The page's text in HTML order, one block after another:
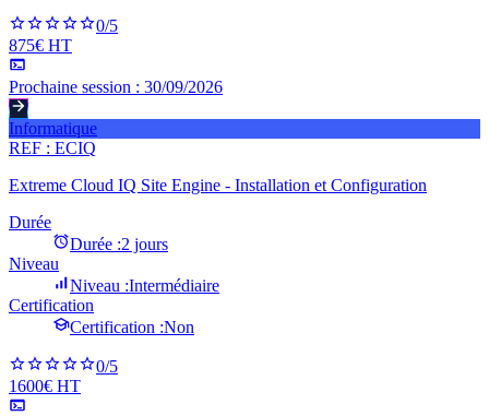
0/5
875€ HT
Prochaine session : 30/09/2026
Informatique
REF : ECIQ
Extreme Cloud IQ Site Engine - Installation et Configuration
Durée
Durée :2 jours
Niveau
Niveau :Intermédiaire
Certification
Certification :Non
0/5
1600€ HT